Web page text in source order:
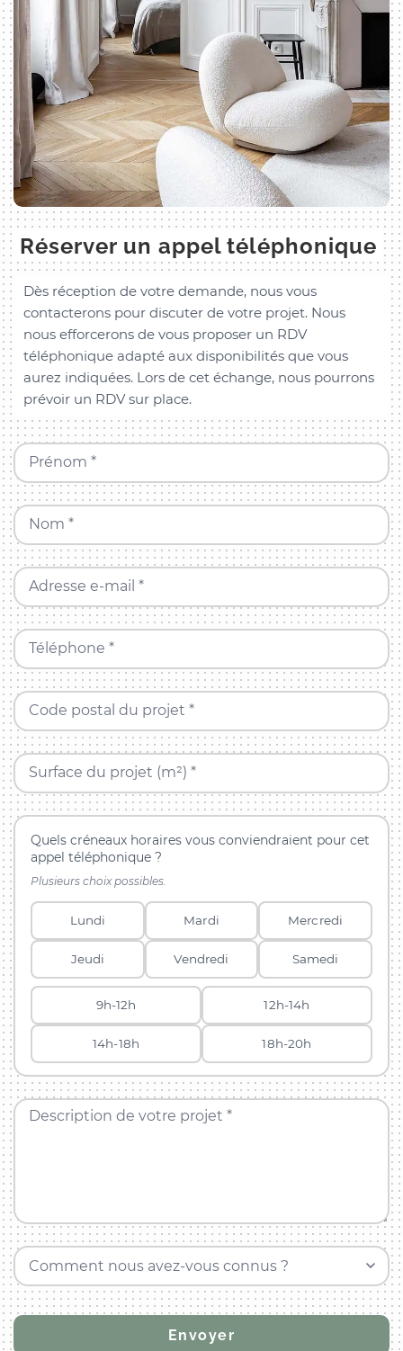
Réserver un appel téléphonique
Dès réception de votre demande, nous vous
contacterons pour discuter de votre projet. Nous
nous efforcerons de vous proposer un RDV
téléphonique adapté aux disponibilités que vous
aurez indiquées. Lors de cet échange, nous pourrons
prévoir un RDV sur place.
Prénom *
Nom *
Adresse e-mail *
Téléphone *
Code postal du projet *
Surface du projet (m²) *
Quels créneaux horaires vous conviendraient pour cet
appel téléphonique ?
Plusieurs choix possibles.
Lundi Mardi Mercredi
Jeudi Vendredi Samedi
9h-12h 12h-14h
14h-18h 18h-20h
Description de votre projet *
Comment nous avez-vous connus ?